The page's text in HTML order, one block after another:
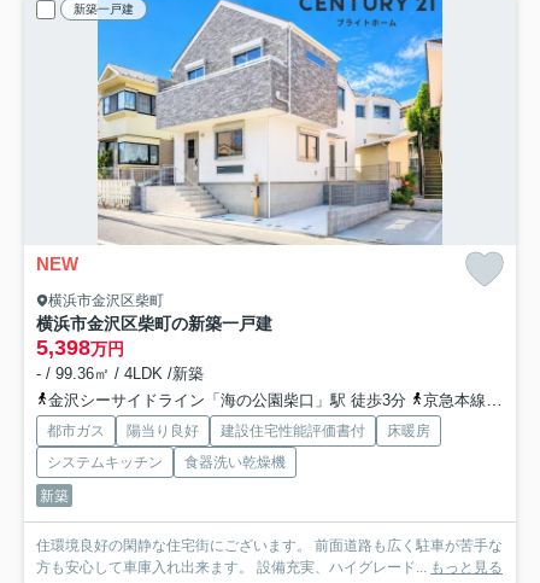
新築一戸建
NEW
横浜市金沢区柴町
横浜市金沢区柴町の新築一戸建
5,398万円
- / 99.36㎡ / 4LDK /新築
金沢シーサイドライン「海の公園柴口」駅 徒歩3分
京急本線「金沢文庫」駅 バス8分 「八景島入り口」 停歩3分
都市ガス 陽当り良好 建設住宅性能評価書付
床暖房
システムキッチン
食器洗い乾燥機
新築
住環境良好の閑静な住宅街にございます。 前面道路も広く駐車が苦手な
方も安心して車庫入れ出来ます。 設備充実、ハイグレード...
もっと見る